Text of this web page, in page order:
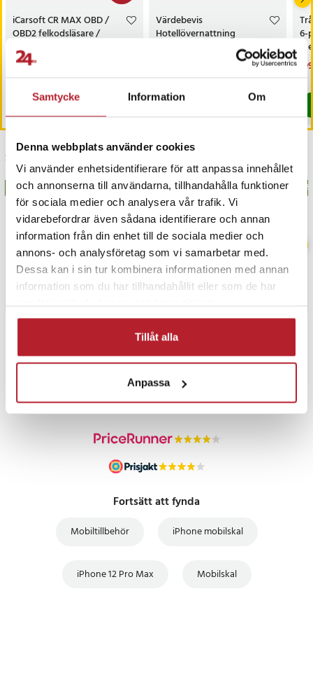
Samtycke Information Om
Denna webbplats använder cookies
Vi använder enhetsidentifierare för att anpassa innehållet
och annonserna till användarna, tillhandahålla funktioner
för sociala medier och analysera vår trafik. Vi
vidarebefordrar även sådana identifierare och annan
information från din enhet till de sociala medier och
annons- och analysföretag som vi samarbetar med.
Dessa kan i sin tur kombinera informationen med annan
information som du har tillhandahållit eller som de har
Tillåt alla
Anpassa
iCarsoft CR MAX OBD /
OBD2 felkodsläsare /
bildiagnosverktyg /
diagnosverktyg för bil
Nuvarande pris
3 698 kr
Köp
Värdebevis
Hotellövernattning
6-
Senast besökta
BÄSTSÄLJARE BÄSTSÄLJARE
PRISGARANTI
UTFÖRSÄLJNING
Fortsätt att fynda
Mobiltillbehör iPhone mobilskal
iPhone 12 Pro Max Mobilskal